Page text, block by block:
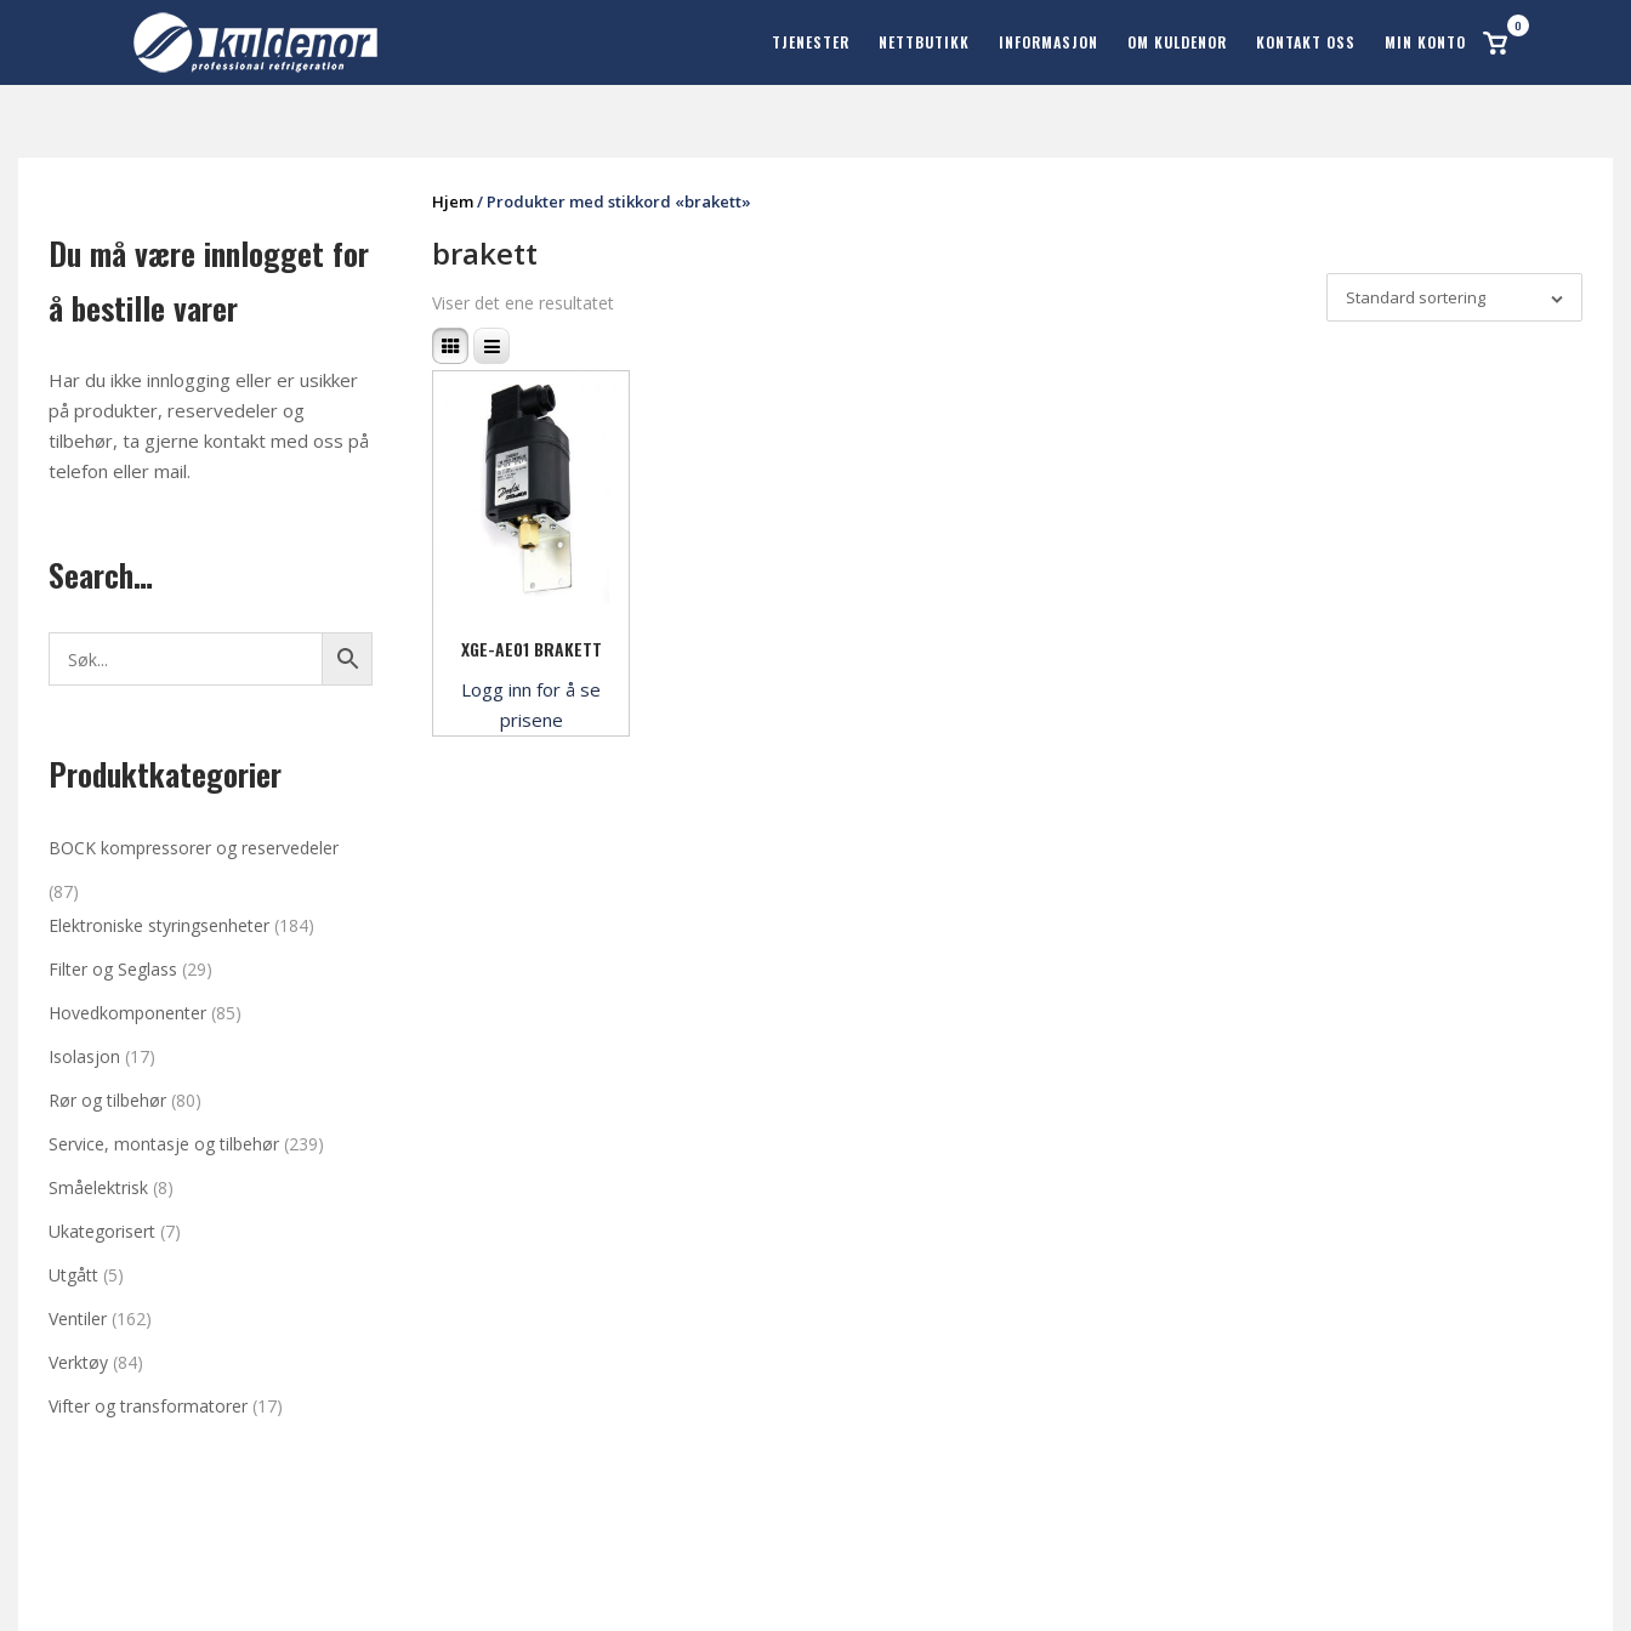
TJENESTER NETTBUTIKK INFORMASJON OM KULDENOR KONTAKT OSS MIN KONTO
Se 0
Hjem/ Produkter med stikkord «brakett»
brakett
Viser det ene resultatet Standard sortering
XGE-AE01 BRAKETT
Logg inn for å se
prisene
Du må være innlogget for
å bestille varer
Har du ikke innlogging eller er usikker
på produkter, reservedeler og
tilbehør, ta gjerne kontakt med oss på
telefon eller mail.
Search…
Produktkategorier
BOCK kompressorer og reservedeler
(87)
Elektroniske styringsenheter (184)
Filter og Seglass (29)
Hovedkomponenter (85)
Isolasjon (17)
Rør og tilbehør (80)
Service, montasje og tilbehør (239)
Småelektrisk (8)
Ukategorisert (7)
Utgått (5)
Ventiler (162)
Verktøy (84)
Vifter og transformatorer (17)